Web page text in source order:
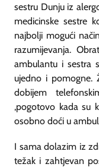
sestru Dunju iz
medicinske sestre
najbolji mogući
razumijevanja.
ambulantu i sestra
ujedno i pomogne.
dobijem
,pogotovo kada su
osobno doći u
I sama dolazim iz
težak i zahtjevan